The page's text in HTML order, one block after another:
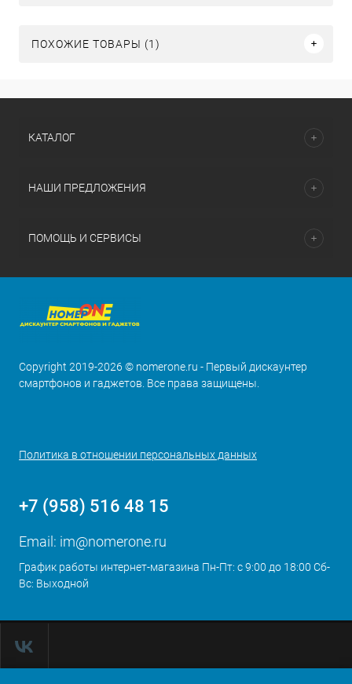
ПОХОЖИЕ ТОВАРЫ (1)
КАТАЛОГ
НАШИ ПРЕДЛОЖЕНИЯ
ПОМОЩЬ И СЕРВИСЫ
Copyright 2019-2026 © nomerone.ru - Первый дискаунтер
смартфонов и гаджетов. Все права защищены.
Политика в отношении персональных данных
+7 (958) 516 48 15
Email: im@nomerone.ru
График работы интернет-магазина Пн-Пт: с 9:00 до 18:00 Сб-
Вс: Выходной